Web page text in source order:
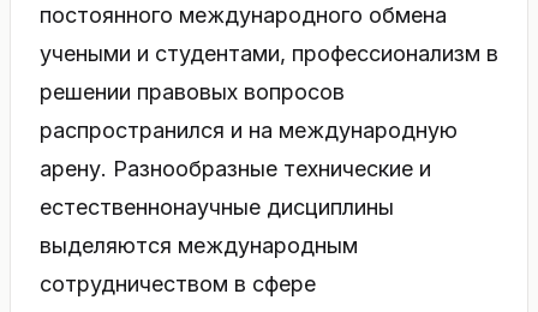
постоянного международного обмена
учеными и студентами, профессионализм в
решении правовых вопросов
распространился и на международную
арену. Разнообразные технические и
естественнонаучные дисциплины
выделяются международным
сотрудничеством в сфере